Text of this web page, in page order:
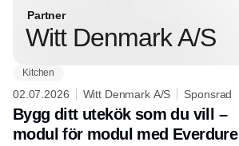
Partner
Witt Denmark A/S
Kitchen
02.07.2026 Witt Denmark A/S Sponsrad
Bygg ditt utekök som du vill –
modul för modul med Everdure